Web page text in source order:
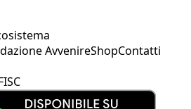
AvvenireShopContatti